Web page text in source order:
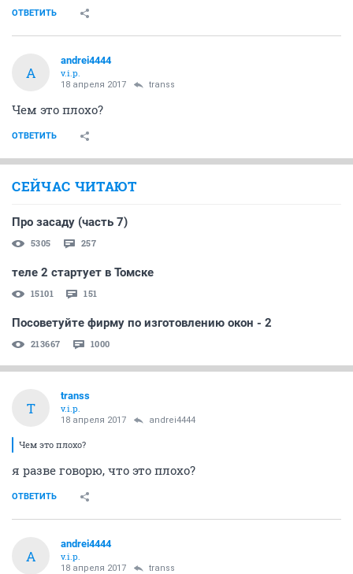
ОТВЕТИТЬ
A
andrei4444
v.i.p.
18 апреля 2017 transs
Чем это плохо?
ОТВЕТИТЬ
СЕЙЧАС ЧИТАЮТ
Про засаду (часть 7)
5305 257
теле 2 стартует в Томске
15101 151
Посоветуйте фирму по изготовлению окон - 2
213667 1000
T
transs
v.i.p.
18 апреля 2017 andrei4444
Чем это плохо?
я разве говорю, что это плохо?
ОТВЕТИТЬ
A
andrei4444
v.i.p.
18 апреля 2017 transs